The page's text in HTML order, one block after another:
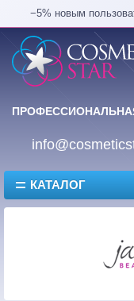
−5% новым
КАТАЛОГ